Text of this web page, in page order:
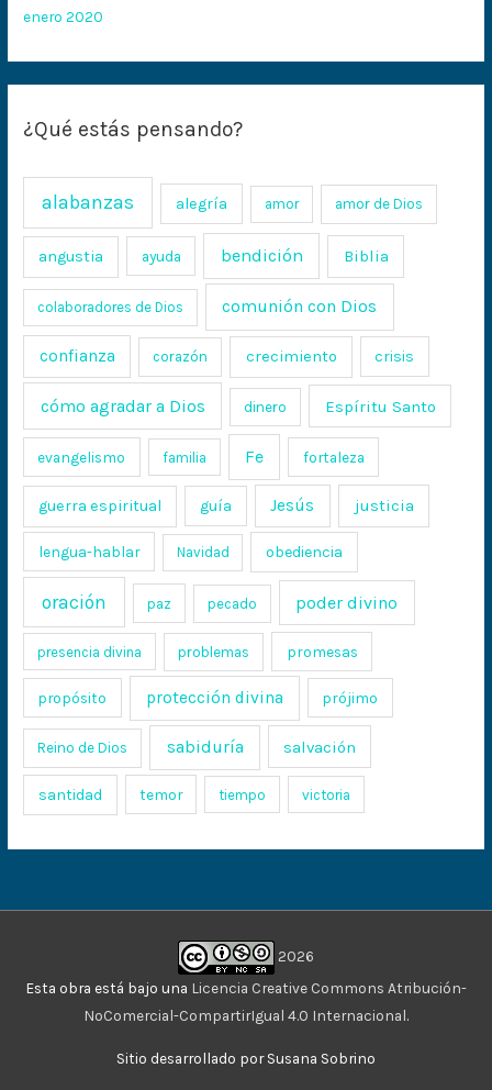
enero 2020
¿Qué estás pensando?
alabanzas alegría amor amor de Dios
angustia ayuda bendición Biblia
colaboradores de Dios comunión con Dios
confianza corazón crecimiento crisis
cómo agradar a Dios dinero Espíritu Santo
evangelismo familia Fe fortaleza
guerra espiritual guía Jesús justicia
lengua-hablar Navidad obediencia
oración paz pecado poder divino
presencia divina problemas promesas
propósito protección divina prójimo
Reino de Dios sabiduría salvación
santidad temor tiempo victoria
2026
Esta obra está bajo una Licencia Creative Commons Atribución-
NoComercial-CompartirIgual 4.0 Internacional.
Sitio desarrollado por Susana Sobrino